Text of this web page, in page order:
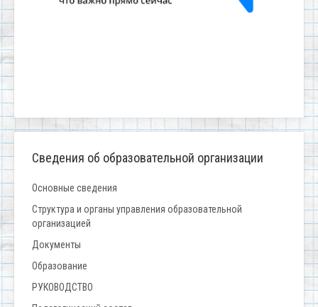
Сведения об образовательной организации
Основные сведения
Структура и органы управления образовательной
организацией
Документы
Образование
РУКОВОДСТВО